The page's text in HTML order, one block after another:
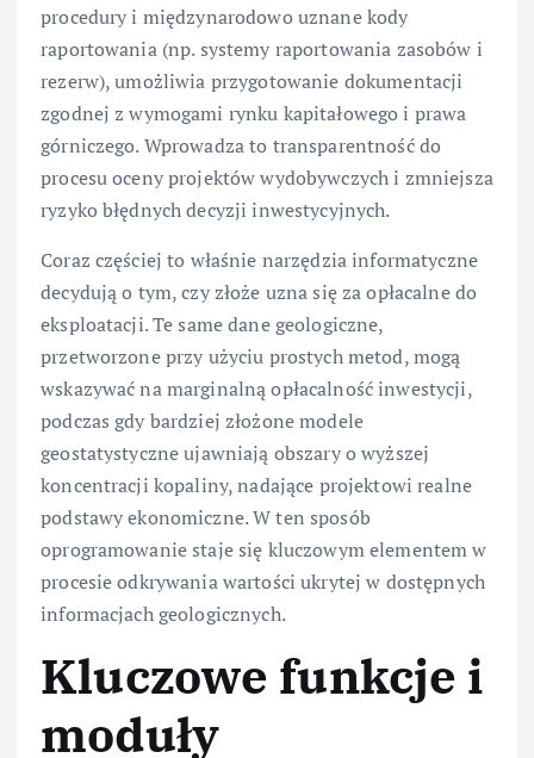
procedury i międzynarodowo uznane kody
raportowania (np. systemy raportowania zasobów i
rezerw), umożliwia przygotowanie dokumentacji
zgodnej z wymogami rynku kapitałowego i prawa
górniczego. Wprowadza to transparentność do
procesu oceny projektów wydobywczych i zmniejsza
ryzyko błędnych decyzji inwestycyjnych.
Coraz częściej to właśnie narzędzia informatyczne
decydują o tym, czy złoże uzna się za opłacalne do
eksploatacji. Te same dane geologiczne,
przetworzone przy użyciu prostych metod, mogą
wskazywać na marginalną opłacalność inwestycji,
podczas gdy bardziej złożone modele
geostatystyczne ujawniają obszary o wyższej
koncentracji kopaliny, nadające projektowi realne
podstawy ekonomiczne. W ten sposób
oprogramowanie staje się kluczowym elementem w
procesie odkrywania wartości ukrytej w dostępnych
informacjach geologicznych.
Kluczowe funkcje i
moduły